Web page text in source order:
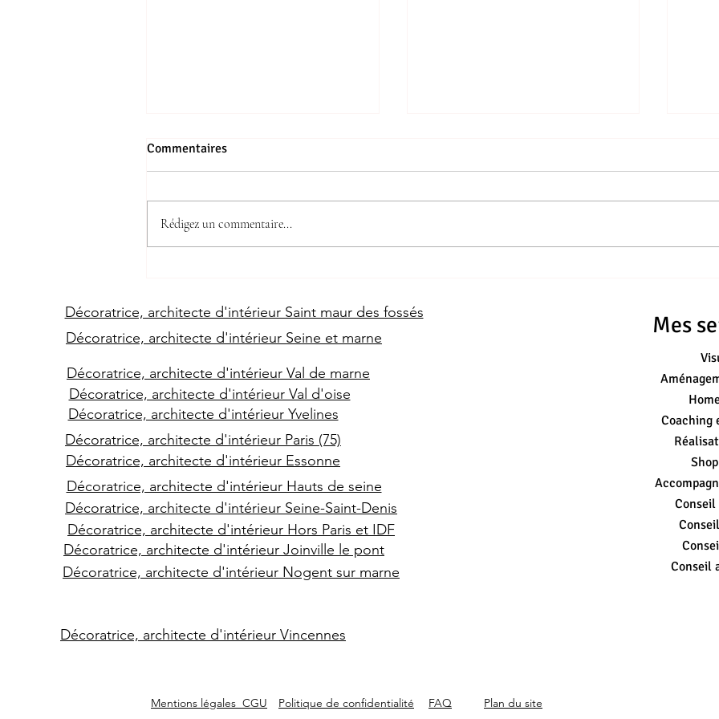
Décoration d'Intérieur avec LJ
Décoration d'Intérieur.
Commentaires
Rédigez un commentaire...
Décoratrice, architecte d'intérieur Saint maur des fossés
Décoratrice, architecte d'intérieur Seine et marne
Décoratrice, architecte d'intérieur Val de marne
Décoratrice, architecte d'intérieur Val d'oise
Décoratrice, architecte d'intérieur Yvelines
Décoratrice, architecte d'intérieur Paris (75)
Décoratrice, architecte d'intérieur Essonne
Décoratrice, architecte d'intérieur Hauts de seine
Décoratrice, architecte d'intérieur Seine-Saint-Denis
Décoratrice, architecte d'intérieur Hors Paris et IDF
Décoratrice, architecte d'intérieur Joinville le pont
Décoratrice, architecte d'intérieur Nogent sur marne
Mes
Coaching
Conseil
Décoratrice, architecte d'intérieur Vincennes
Mentions légales CGU Politique de confidentialité FAQ Plan du site